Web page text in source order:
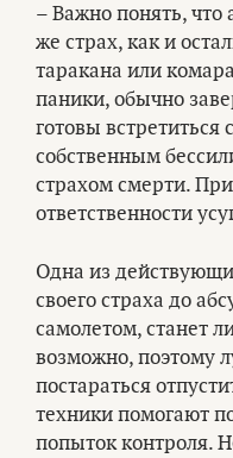
– Важно понять, что
же страх, как и
таракана или
паники, обычно
готовы встретиться
собственным
страхом смерти.
ответственности
Одна из
своего страха до
самолетом, станет
возможно, поэтому
постараться
техники помогают
попыток контроля.